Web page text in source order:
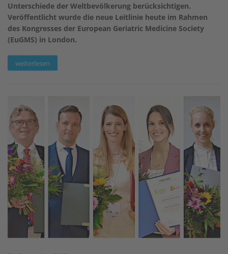
Unterschiede der Weltbevölkerung berücksichtigen.
Veröffentlicht wurde die neue Leitlinie heute im Rahmen
des Kongresses der European Geriatric Medicine Society
(EuGMS) in London.
weiterlesen